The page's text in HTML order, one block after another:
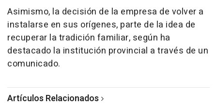
Asimismo, la decisión de la empresa de volver a
instalarse en sus orígenes, parte de la idea de
recuperar la tradición familiar, según ha
destacado la institución provincial a través de un
comunicado.
Artículos Relacionados